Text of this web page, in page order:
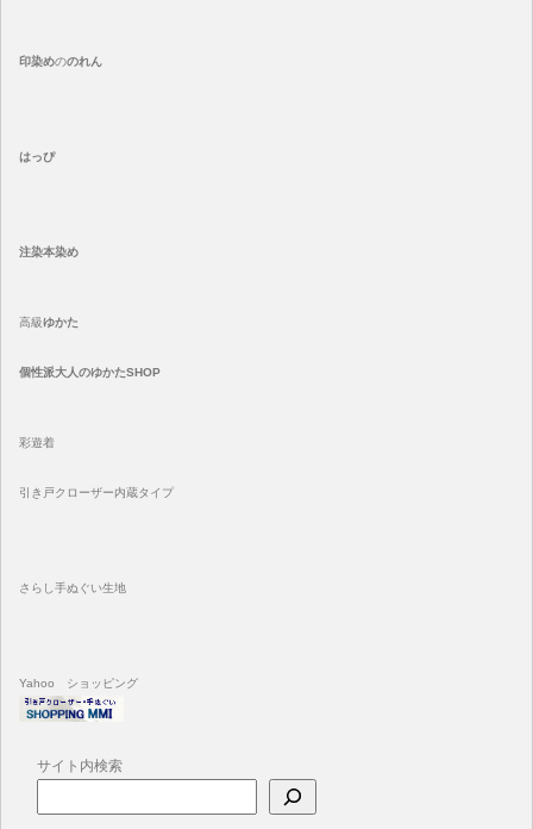
印染めののれん
はっぴ
注染本染め
高級ゆかた
個性派大人のゆかたSHOP
彩遊着
引き戸クローザー内蔵タイプ
さらし手ぬぐい生地
Yahoo ショッピング
サイト内検索